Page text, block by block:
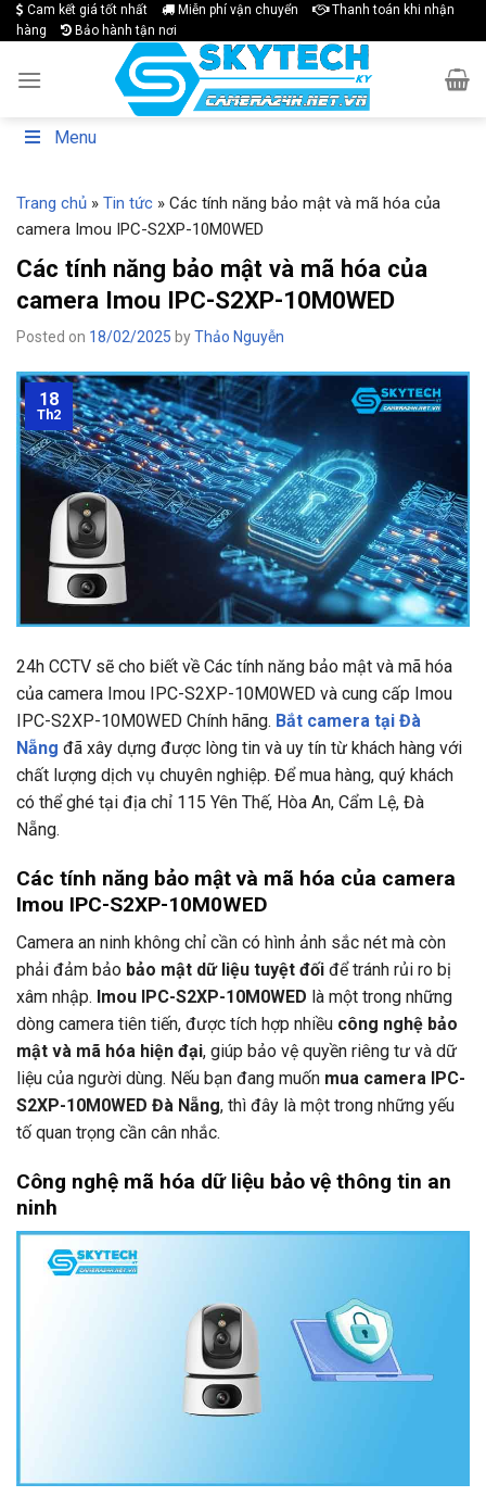
Skip
to
Cam kết giá tốt nhất Miễn phí vận chuyển
Thanh toán khi nhận
hàng
Bảo hành tận nơi
Menu
Trang chủ » Tin tức » Các tính năng bảo mật và mã hóa của
camera Imou IPC-S2XP-10M0WED
Các tính năng bảo mật và mã hóa của
camera Imou IPC-S2XP-10M0WED
Posted on 18/02/2025 byThảo Nguyễn
18
Th2
24h CCTV sẽ cho biết về Các tính năng bảo mật và mã hóa
của camera Imou IPC-S2XP-10M0WED và cung cấp Imou
IPC-S2XP-10M0WED Chính hãng. Bắt camera tại Đà
Nẵng đã xây dựng được lòng tin và uy tín từ khách hàng với
chất lượng dịch vụ chuyên nghiệp. Để mua hàng, quý khách
có thể ghé tại địa chỉ 115 Yên Thế, Hòa An, Cẩm Lệ, Đà
Nẵng.
Các tính năng bảo mật và mã hóa của camera
Imou IPC-S2XP-10M0WED
Camera an ninh không chỉ cần có hình ảnh sắc nét mà còn
phải đảm bảo bảo mật dữ liệu tuyệt đối để tránh rủi ro bị
xâm nhập. Imou IPC-S2XP-10M0WED là một trong những
dòng camera tiên tiến, được tích hợp nhiều công nghệ bảo
mật và mã hóa hiện đại, giúp bảo vệ quyền riêng tư và dữ
liệu của người dùng. Nếu bạn đang muốn mua camera IPC-
S2XP-10M0WED Đà Nẵng, thì đây là một trong những yếu
tố quan trọng cần cân nhắc.
Công nghệ mã hóa dữ liệu bảo vệ thông tin an
ninh